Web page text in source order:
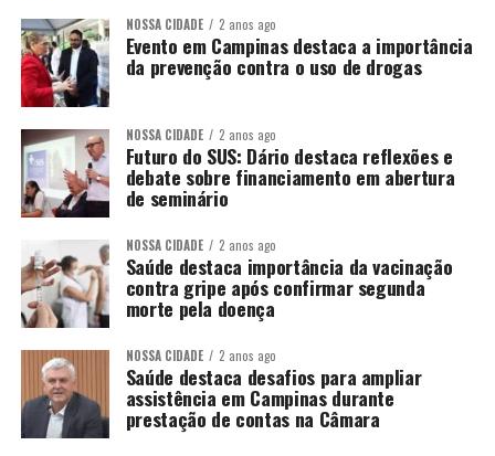
NOSSA CIDADE 2 anos ago
Evento em Campinas destaca a importância
da prevenção contra o uso de drogas
NOSSA CIDADE 2 anos ago
Futuro do SUS: Dário destaca reflexões e
debate sobre financiamento em abertura
de seminário
NOSSA CIDADE 2 anos ago
Saúde destaca importância da vacinação
contra gripe após confirmar segunda
morte pela doença
NOSSA CIDADE 2 anos ago
Saúde destaca desafios para ampliar
assistência em Campinas durante
prestação de contas na Câmara